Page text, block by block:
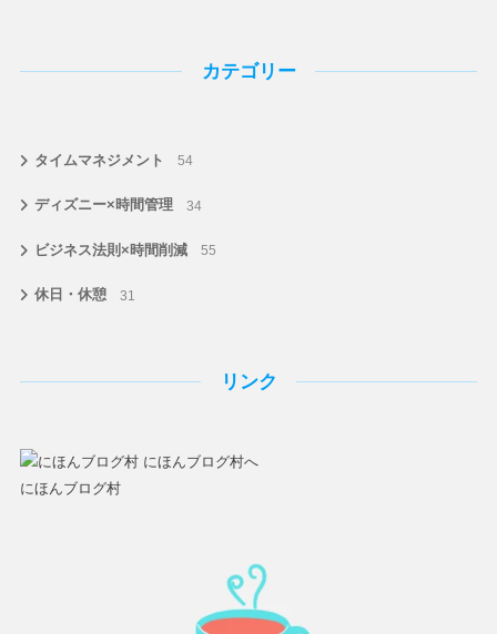
カテゴリー
タイムマネジメント 54
ディズニー×時間管理 34
ビジネス法則×時間削減 55
休日・休憩 31
リンク
にほんブログ村